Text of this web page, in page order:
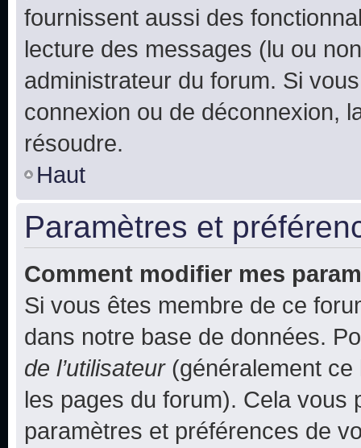
fournissent aussi des
lecture des messages (lu ou
administrateur du forum. Si
connexion ou de déconnexion,
résoudre.
Haut
Paramètres et
Comment modifier mes
Si vous êtes membre de ce
dans notre base de données.
de l’utilisateur(généralement ce
les pages du forum). Cela vous
paramètres et préférences de